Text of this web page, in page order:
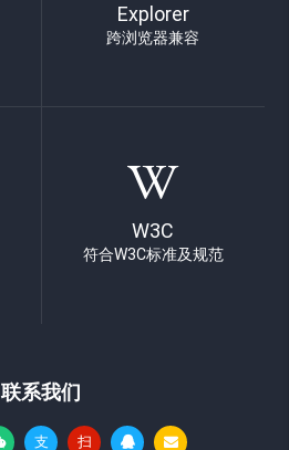
Explorer
跨浏览器兼容
W3C
符合W3C标准及规范
联系我们
支 扫